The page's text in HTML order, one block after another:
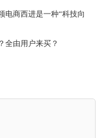
电商西进是一种“科技向
全由用户来买？